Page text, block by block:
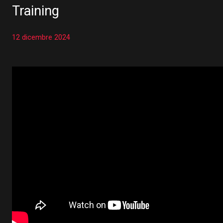
Training
12 dicembre 2024